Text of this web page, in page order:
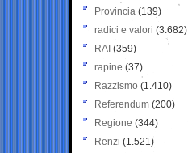
Provincia (139)
radici e valori (3.682)
RAI (359)
rapine (37)
Razzismo (1.410)
Referendum (200)
Regione (344)
Renzi (1.521)